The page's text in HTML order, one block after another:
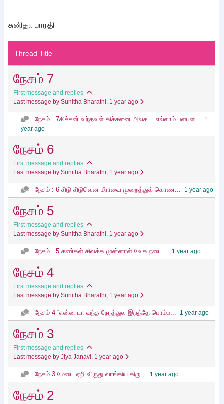
சுனிதா பாரதி
Thread Title
நேசம் 7
First message and replies
Last message by Sunitha Bharathi, 1 year ago
நேசம் : 7கிச்சன் வந்தவள் கிச்சனை அலச… எல்லாம் பளபள...
1
year ago
நேசம் 6
First message and replies
Last message by Sunitha Bharathi, 1 year ago
நேசம் : 6 சிடு சிடுவென மீராவை முறைத்துக் கொண... 1 year ago
நேசம் 5
First message and replies
Last message by Sunitha Bharathi, 1 year ago
நேசம் : 5 கண்கள் சிவக்க முன்னாள் வேக நடை... 1 year ago
நேசம் 4
First message and replies
Last message by Sunitha Bharathi, 1 year ago
நேசம் 4 “என்ன டா வந்த நேரத்துல இருந்தே பொம்ப... 1 year ago
நேசம் 3
First message and replies
Last message by Jiya Janavi, 1 year ago
நேசம் 3 மேடை ஏறி விருது வாங்கிய கிரு... 1 year ago
நேசம் 2